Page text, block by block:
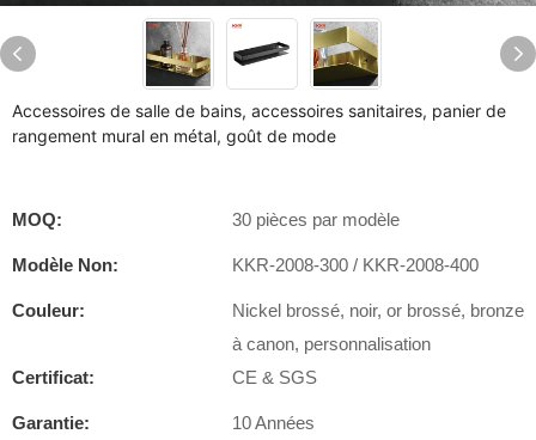
Accessoires de salle de bains, accessoires sanitaires, panier de
rangement mural en métal, goût de mode
MOQ: 30 pièces par modèle
Modèle Non: KKR-2008-300 / KKR-2008-400
Couleur:
Nickel brossé, noir, or brossé, bronze
à canon, personnalisation
Certificat:
CE & SGS
Garantie: 10 Années